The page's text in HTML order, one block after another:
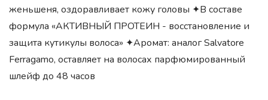
женьшеня, оздоравливает кожу головы ✦В составе
формула «АКТИВНЫЙ ПРОТЕИН - восстановление и
защита кутикулы волоса» ✦Аромат: аналог Salvatore
Ferragamo, оставляет на волосах парфюмированный
шлейф до 48 часов